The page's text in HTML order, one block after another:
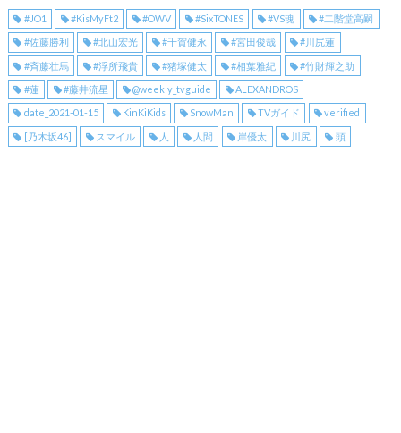
#JO1 #KisMyFt2 #OWV #SixTONES #VS魂 #二階堂高嗣
#佐藤勝利 #北山宏光 #千賀健永 #宮田俊哉 #川尻蓮
#斉藤壮馬 #浮所飛貴 #猪塚健太 #相葉雅紀 #竹財輝之助
#蓮 #藤井流星 @weekly_tvguide ALEXANDROS
date_2021-01-15 KinKiKids SnowMan TVガイド verified
[乃木坂46] スマイル 人 人間 岸優太 川尻 頭